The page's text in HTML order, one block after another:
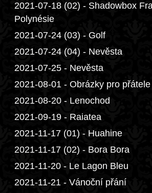
2021-07-18 (02) - Shadowbox
Polynésie
2021-07-24 (03) - Golf
2021-07-24 (04) - Nevěsta
2021-07-25 - Nevěsta
2021-08-01 - Obrázky pro přátele
2021-08-20 - Lenochod
2021-09-19 - Raiatea
2021-11-17 (01) - Huahine
2021-11-17 (02) - Bora Bora
2021-11-20 - Le Lagon Bleu
2021-11-21 - Vánoční přání